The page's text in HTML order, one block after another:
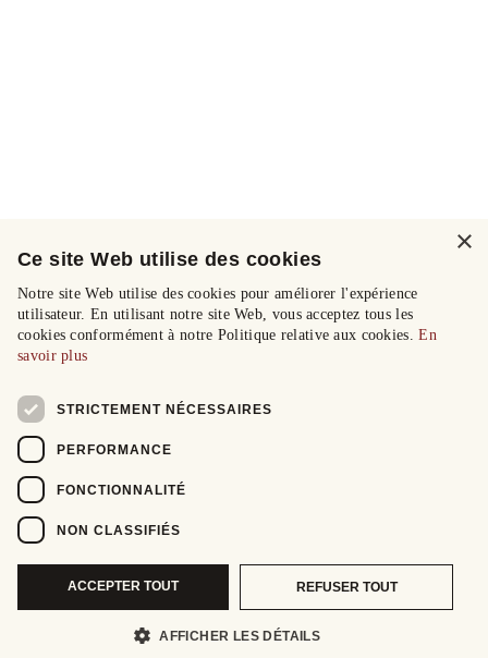
×
Ce site Web utilise des cookies
Notre site Web utilise des cookies pour améliorer l'expérience
utilisateur. En utilisant notre site Web, vous acceptez tous les
cookies conformément à notre Politique relative aux cookies.En
savoir plus
STRICTEMENT NÉCESSAIRES
PERFORMANCE
FONCTIONNALITÉ
NON CLASSIFIÉS
ACCEPTER TOUT REFUSER TOUT
AFFICHER LES DÉTAILS